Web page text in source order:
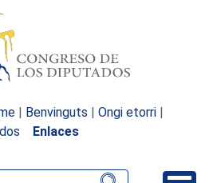
| Benvinguts | Ongi etorri |
Enlaces